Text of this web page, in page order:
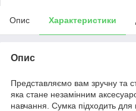
Опис Характеристики
Опис
Представляємо вам зручну та
яка стане незамінним
навчання. Сумка підходить для